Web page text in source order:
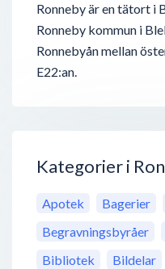
Ronneby är en tätort i
Ronneby kommun i
Ronnebyån mellan
E22:an.
Kategorier i
Apotek Bagerier
Begravningsbyråer
Bibliotek
Bildelar